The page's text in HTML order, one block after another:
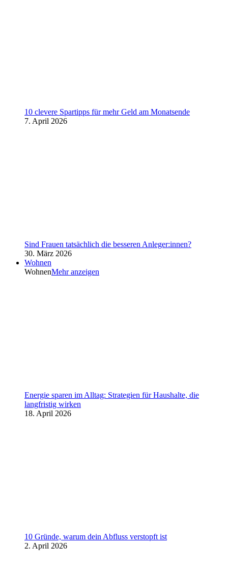
10 clevere Spartipps für mehr Geld am Monatsende
7. April 2026
Sind Frauen tatsächlich die besseren Anleger:innen?
30. März 2026
Wohnen
WohnenMehr anzeigen
Energie sparen im Alltag: Strategien für Haushalte, die
langfristig wirken
18. April 2026
10 Gründe, warum dein Abfluss verstopft ist
2. April 2026